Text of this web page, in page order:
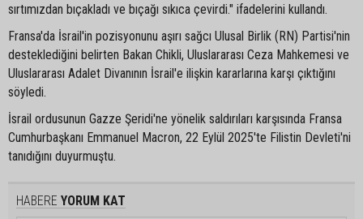
sırtımızdan bıçakladı ve bıçağı sıkıca çevirdi." ifadelerini kullandı.
Fransa'da İsrail'in pozisyonunu aşırı sağcı Ulusal Birlik (RN) Partisi'nin
desteklediğini belirten Bakan Chikli, Uluslararası Ceza Mahkemesi ve
Uluslararası Adalet Divanının İsrail'e ilişkin kararlarına karşı çıktığını
söyledi.
İsrail ordusunun Gazze Şeridi'ne yönelik saldırıları karşısında Fransa
Cumhurbaşkanı Emmanuel Macron, 22 Eylül 2025'te Filistin Devleti'ni
tanıdığını duyurmuştu.
HABERE YORUM KAT